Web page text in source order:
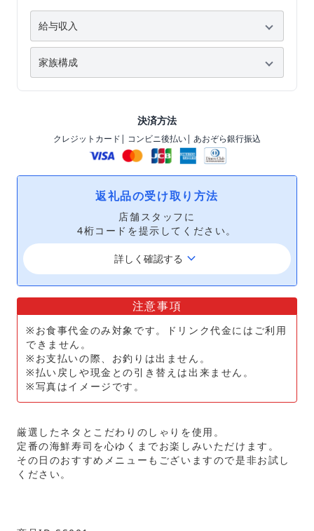
決済方法
クレジットカード| コンビニ後払い| あおぞら銀行振込
返礼品の受け取り方法
店舗スタッフに
4桁コードを提示してください。
詳しく確認する keyboard_arrow_down
注意事項
※お食事代金のみ対象です。ドリンク代金にはご利用
できません。
※お支払いの際、お釣りは出ません。
※払い戻しや現金との引き替えは出来ません。
※写真はイメージです。
厳選したネタとこだわりのしゃりを使用。
定番の海鮮寿司を心ゆくまでお楽しみいただけます。
その日のおすすめメニューもございますので是非お試し
ください。